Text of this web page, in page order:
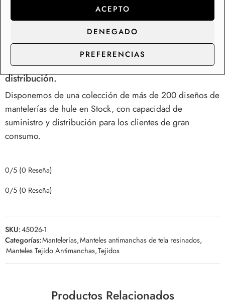
ACEPTO
DENEGADO
PREFERENCIAS
verano son muy prácticos sobre los muebles de terraza y
en el interior son la perfecta solución para mesas de
Somos fabricantes de rollos de hule y manteles,
contacta con nosotros para precios de
distribución.
Disponemos de una colección de más de 200 diseños de
mantelerías de hule en Stock, con capacidad de
suministro y distribución para los clientes de gran
consumo.
0/5 (0 Reseña)
0/5 (0 Reseña)
SKU:45026-1
Categorías:Mantelerías,Manteles antimanchas de tela resinados,
Manteles Tejido Antimanchas,Tejidos
Productos Relacionados